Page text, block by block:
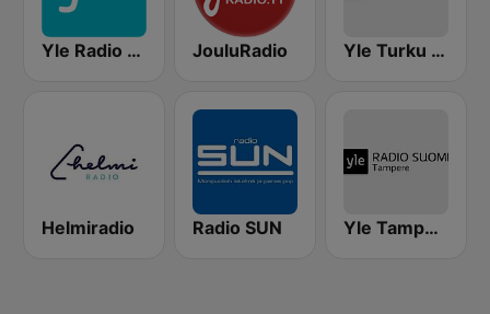
Yle Radio Häme JouluRadio Yle Turku Radio Suomi
Helmiradio Radio SUN Yle Tampere Radio